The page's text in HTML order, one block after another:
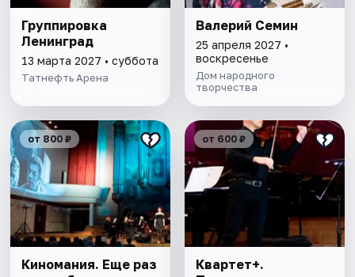
Группировка
Ленинград
13 марта 2027 • суббота
Татнефть Арена
Валерий Семин
25 апреля 2027 •
воскресенье
Дом народного
творчества
от 800 ₽
Киномания. Еще раз
от 600 ₽
Квартет+.